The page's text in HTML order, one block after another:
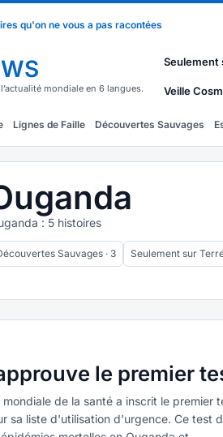
qu'on ne vous a pas racontées
mondiale en 6 langues.
Seulement
Veille
Lignes de Faille Découvertes Sauvages
: 5 histoires
Sauvages · 3 Seulement sur Terre
le premier
mondiale de la santé a inscrit le premier
sa liste d'utilisation d'urgence. Ce test